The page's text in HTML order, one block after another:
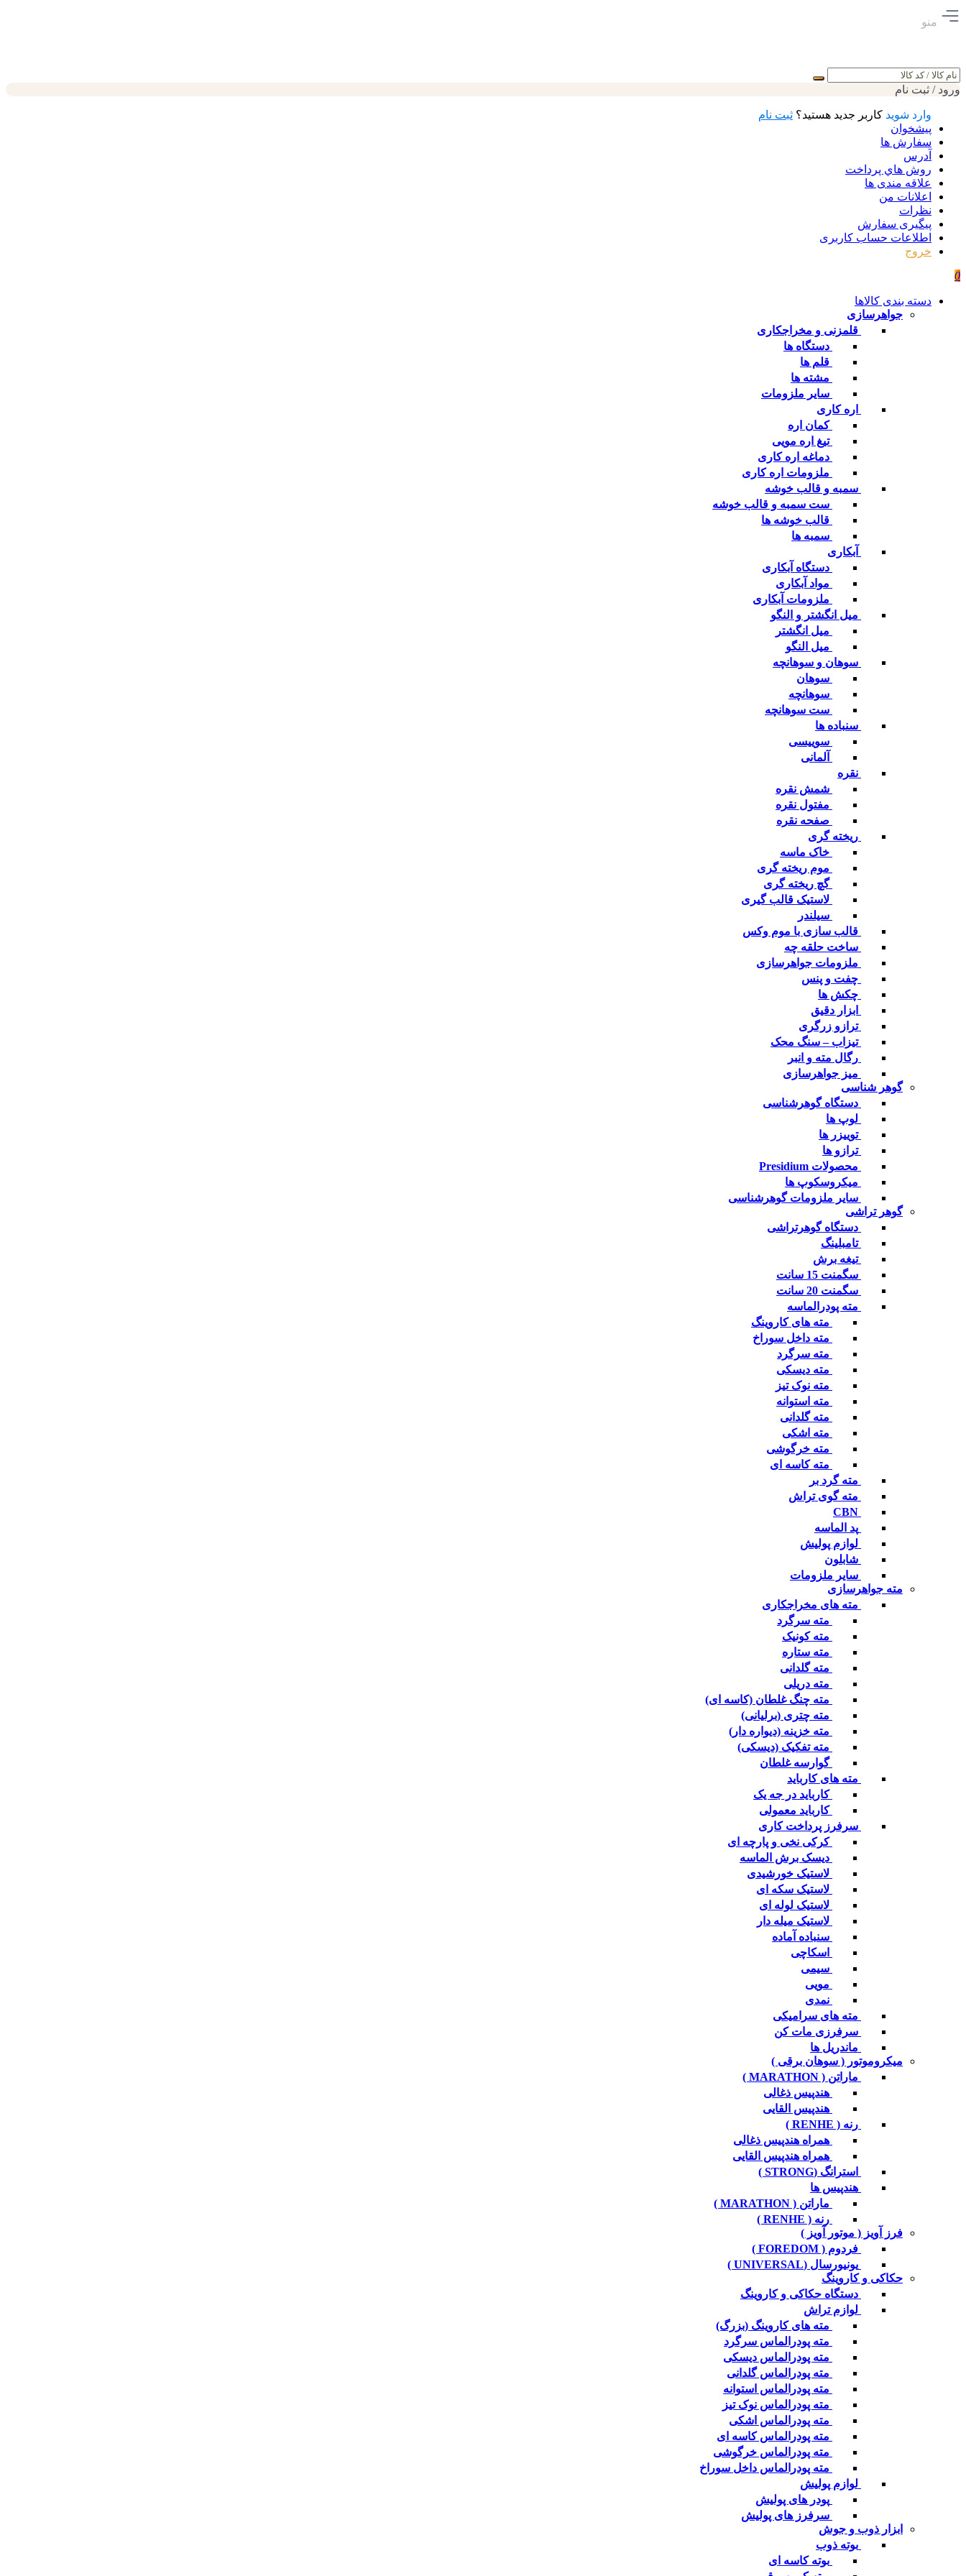
منو
جستجو
ورود / ثبت نام
وارد شوید کاربر جدید هستید؟ ثبت نام
پیشخوان
سفارش ها
آدرس
روش هاي پرداخت
علاقه مندی ها
اعلانات من
نظرات
پیگیری سفارش
اطلاعات حساب كاربری
خروج
0
دسته بندی کالاها
جواهرسازی
قلمزنی و مخراجکاری
دستگاه ها
قلم ها
مشته ها
سایر ملزومات
اره کاری
کمان اره
تیغ اره مویی
دماغه اره کاری
ملزومات اره کاری
سمبه و قالب خوشه
ست سمبه و قالب خوشه
قالب خوشه ها
سمبه ها
آبکاری
دستگاه آبکاری
مواد آبکاری
ملزومات آبکاری
میل انگشتر و النگو
میل انگشتر
میل النگو
سوهان و سوهانچه
سوهان
سوهانچه
ست سوهانچه
سنباده ها
سوییسی
آلمانی
نقره
شمش نقره
مفتول نقره
صفحه نقره
ریخته گری
خاک ماسه
موم ریخته گری
گچ ریخته گری
لاستیک قالب گیری
سیلندر
قالب سازی با موم وکس
ساخت حلقه چه
ملزومات جواهرسازی
چفت و پنس
چکش ها
ابزار دقیق
ترازو زرگری
تیزاب – سنگ محک
رگال مته و انبر
میز جواهرسازی
گوهر شناسی
دستگاه گوهرشناسی
لوپ ها
توییزر ها
ترازو ها
محصولات Presidium
میکروسکوپ ها
سایر ملزومات گوهرشناسی
گوهر تراشی
دستگاه گوهرتراشی
تامبلینگ
تیغه برش
سگمنت 15 سانت
سگمنت 20 سانت
مته پودرالماسه
مته های کاروینگ
مته داخل سوراخ
مته سرگرد
مته دیسکی
مته نوک تیز
مته استوانه
مته گلدانی
مته اشکی
مته خرگوشی
مته کاسه ای
مته گرد بر
مته گوی تراش
CBN
پد الماسه
لوازم پولیش
شابلون
سایر ملزومات
مته جواهرسازی
مته های مخراجکاری
مته سرگرد
مته کونیک
مته ستاره
مته گلدانی
مته دریلی
مته چنگ غلطان (کاسه ای)
مته چتری (برلیانی)
مته خزینه (دیواره دار)
مته تفکیک (دیسکی)
گوارسه غلطان
مته های کارباید
کارباید در جه یک
کارباید معمولی
سرفرز پرداخت کاری
کرکی نخی و پارچه ای
دیسک برش الماسه
لاستیک خورشیدی
لاستیک سکه ای
لاستیک لوله ای
لاستیک میله دار
سنباده آماده
اسکاچی
سیمی
مویی
نمدی
مته های سرامیکی
سرفرزی مات کن
ماندریل ها
میکروموتور ( سوهان برقی )
ماراتن ( MARATHON )
هندپیس ذغالی
هندپیس القایی
رنه ( RENHE )
همراه هندپیس ذغالی
همراه هندپیس القایی
استرانگ (STRONG )
هندپیس ها
ماراتن ( MARATHON )
رنه ( RENHE )
فرز آویز ( موتور آویز )
فردوم ( FOREDOM )
یونیورسال (UNIVERSAL )
حکاکی و کاروینگ
دستگاه حکاکی و کاروینگ
لوازم تراش
مته های کاروینگ (بزرگ)
مته پودرالماس سرگرد
مته پودرالماس دیسکی
مته پودرالماس گلدانی
مته پودرالماس استوانه
مته پودرالماس نوک تیز
مته پودرالماس اشکی
مته پودرالماس کاسه ای
مته پودرالماس خرگوشی
مته پودرالماس داخل سوراخ
لوازم پولیش
پودر های پولیش
سرفرز های پولیش
ابزار ذوب و جوش
بوته ذوب
بوته کاسه ای